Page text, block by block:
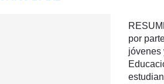
por
jóvenes